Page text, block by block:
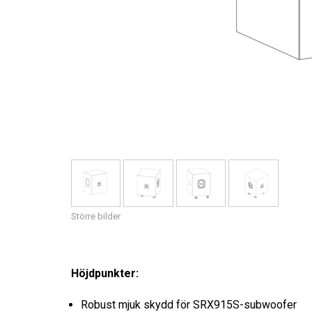
Större bilder
Höjdpunkter:
Robust mjuk skydd för SRX915S-subwoofer